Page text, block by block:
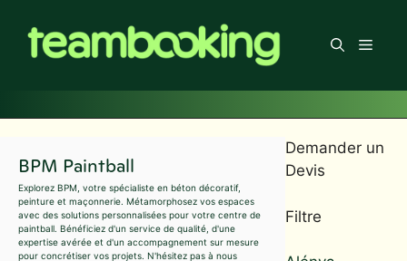
contenu
Menu
BPM Paintball
Explorez BPM, votre spécialiste en béton décoratif,
peinture et maçonnerie. Métamorphosez vos espaces
avec des solutions personnalisées pour votre centre de
paintball. Bénéficiez d'un service de qualité, d'une
expertise avérée et d'un accompagnement sur mesure
pour concrétiser vos projets. N'hésitez pas à nous
Demander un
Devis
Filtre